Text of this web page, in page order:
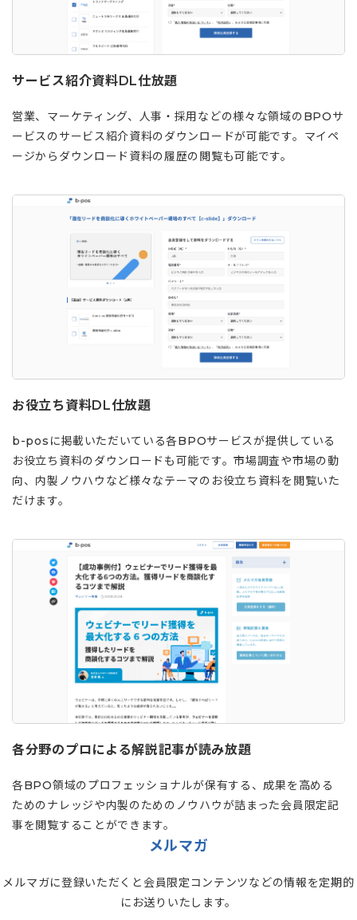
サービス紹介資料DL仕放題
営業、マーケティング、人事・採用などの様々な領域のBPOサ
ービスのサービス紹介資料のダウンロードが可能です。マイペ
ージからダウンロード資料の履歴の閲覧も可能です。
お役立ち資料DL仕放題
b-posに掲載いただいている各BPOサービスが提供している
お役立ち資料のダウンロードも可能です。市場調査や市場の動
向、内製ノウハウなど様々なテーマのお役立ち資料を閲覧いた
だけます。
各分野のプロによる解説記事が読み放題
各BPO領域のプロフェッショナルが保有する、成果を高める
ためのナレッジや内製のためのノウハウが詰まった会員限定記
事を閲覧することができます。
メルマガ
メルマガに登録いただくと会員限定コンテンツなどの情報を定期的
にお送りいたします。